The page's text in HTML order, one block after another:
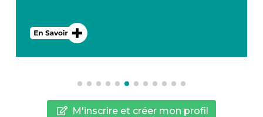
M'inscrire et créer mon profil